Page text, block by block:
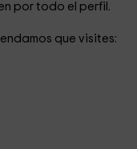
por todo el perfil.
que visites: